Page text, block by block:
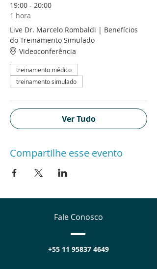
19:00 - 20:00
1 hora
Live Dr. Marcelo Rombaldi | Benefícios
do Treinamento Simulado
Videoconferência
treinamento médico
treinamento simulado
Ver Tudo
Compartilhe esse evento
Fale Conosco
+55 11 95837 4649